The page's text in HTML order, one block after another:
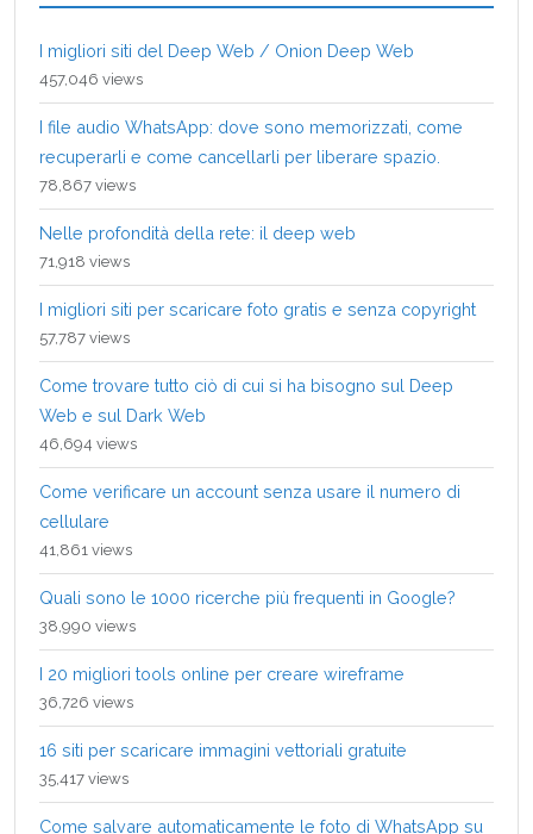
I migliori siti del Deep Web / Onion Deep Web
457,046 views
I file audio WhatsApp: dove sono memorizzati, come
recuperarli e come cancellarli per liberare spazio.
78,867 views
Nelle profondità della rete: il deep web
71,918 views
I migliori siti per scaricare foto gratis e senza copyright
57,787 views
Come trovare tutto ciò di cui si ha bisogno sul Deep
Web e sul Dark Web
46,694 views
Come verificare un account senza usare il numero di
cellulare
41,861 views
Quali sono le 1000 ricerche più frequenti in Google?
38,990 views
I 20 migliori tools online per creare wireframe
36,726 views
16 siti per scaricare immagini vettoriali gratuite
35,417 views
Come salvare automaticamente le foto di WhatsApp su